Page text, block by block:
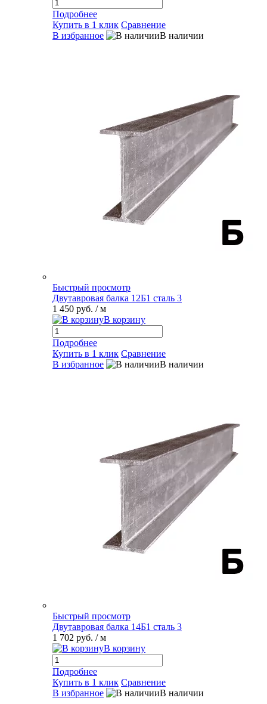
Подробнее
Купить в 1 клик Сравнение
В избранное
В наличии
Быстрый просмотр
Двутавровая балка 12Б1 сталь 3
1 450 руб. / м
В корзину
Подробнее
Купить в 1 клик Сравнение
В избранное
В наличии
Быстрый просмотр
Двутавровая балка 14Б1 сталь 3
1 702 руб. / м
В корзину
Подробнее
Купить в 1 клик Сравнение
В избранное
В наличии